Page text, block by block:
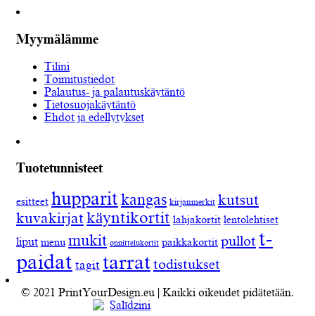
Myymälämme
Tilini
Toimitustiedot
Palautus- ja palautuskäytäntö
Tietosuojakäytäntö
Ehdot ja edellytykset
Tuotetunnisteet
esitteet hupparit kangas kirjanmerkit kutsut
kuvakirjatkäyntikortit lahjakortit lentolehtiset
liput menu mukit onnittelukortit paikkakortit pullott-
paidat tagit tarrattodistukset
© 2021 PrintYourDesign.eu | Kaikki oikeudet pidätetään.